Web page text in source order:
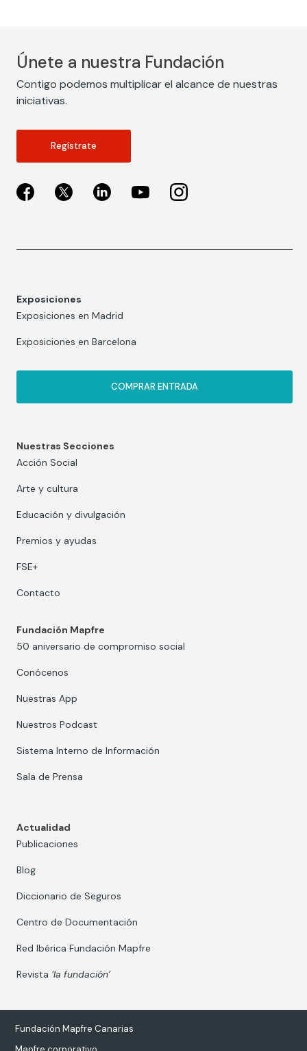
Únete a nuestra Fundación
Contigo podemos multiplicar el alcance de nuestras
iniciativas.
Regístrate
Exposiciones
Exposiciones en Madrid
Exposiciones en Barcelona
COMPRAR ENTRADA
Nuestras Secciones
Acción Social
Arte y cultura
Educación y divulgación
Premios y ayudas
FSE+
Contacto
Fundación Mapfre
50 aniversario de compromiso social
Conócenos
Nuestras App
Nuestros Podcast
Sistema Interno de Información
Sala de Prensa
Actualidad
Publicaciones
Blog
Diccionario de Seguros
Centro de Documentación
Red Ibérica Fundación Mapfre
Revista ‘la fundación’
Fundación Mapfre Canarias